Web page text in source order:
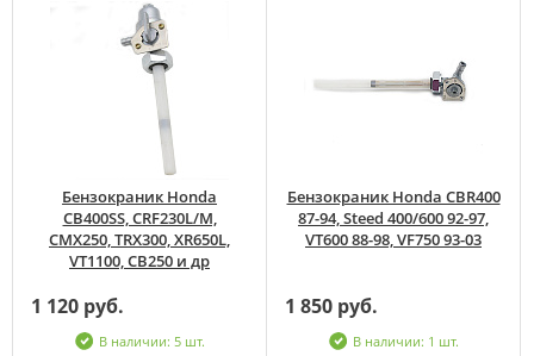
Бензокраник Honda
CB400SS, CRF230L/M,
CMX250, TRX300, XR650L,
VT1100, CB250 и др
1 120 руб.
В наличии: 5 шт.
Бензокраник Honda CBR400
87-94, Steed 400/600 92-97,
VT600 88-98, VF750 93-03
1 850 руб.
В наличии: 1 шт.